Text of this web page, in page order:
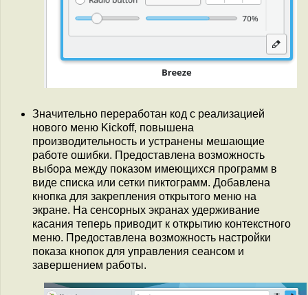
Значительно переработан код с реализацией
нового меню Kickoff, повышена
производительность и устранены мешающие
работе ошибки. Предоставлена возможность
выбора между показом имеющихся программ в
виде списка или сетки пиктограмм. Добавлена
кнопка для закрепления открытого меню на
экране. На сенсорных экранах удерживание
касания теперь приводит к открытию контекстного
меню. Предоставлена возможность настройки
показа кнопок для управления сеансом и
завершением работы.